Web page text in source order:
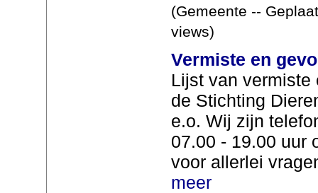
(Gemeente --
views)
Vermiste en
Lijst van vermiste
de Stichting
e.o. Wij zijn
07.00 - 19.00 uur
voor allerlei
meer